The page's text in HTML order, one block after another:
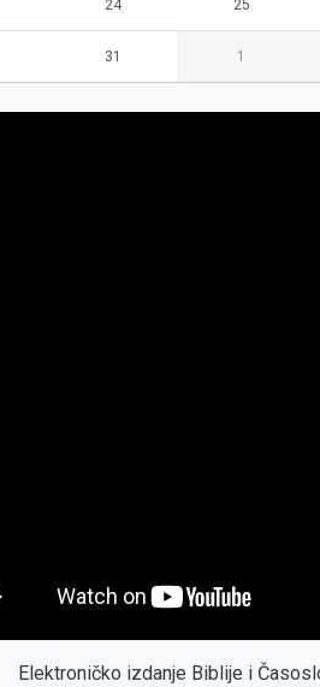
24 25
31 1
Elektroničko izdanje Biblije i